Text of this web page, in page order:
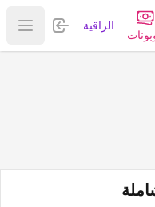
الراقية تسجيل
عرض